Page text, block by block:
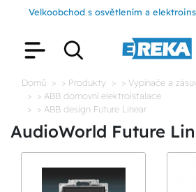
Velkoobchod s osvětlením a
Domů > Produkty
> Vypínače a
> ABB domovní elektroistalace
> ABB design Future Linear
AudioWorld Future